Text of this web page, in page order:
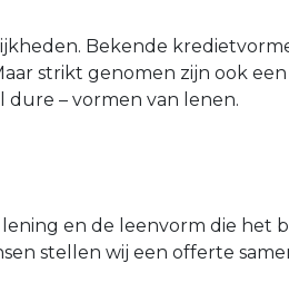
Bekende
strikt genomen zijn ook een
– vormen van lenen.
en de leenvorm die het
stellen wij een offerte